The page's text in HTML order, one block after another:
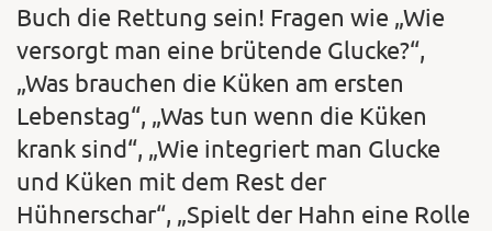
Buch die Rettung sein! Fragen wie „Wie
versorgt man eine brütende Glucke?“,
„Was brauchen die Küken am ersten
Lebenstag“, „Was tun wenn die Küken
krank sind“, „Wie integriert man Glucke
und Küken mit dem Rest der
Hühnerschar“, „Spielt der Hahn eine Rolle